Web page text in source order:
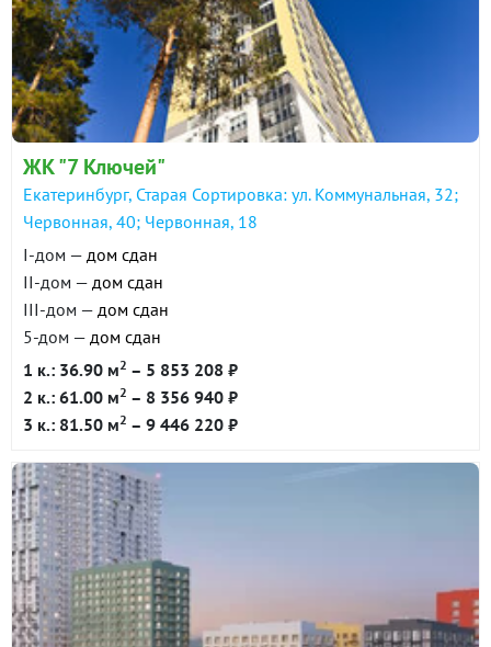
ЖК "7 Ключей"
Екатеринбург, Старая Сортировка: ул. Коммунальная, 32;
Червонная, 40; Червонная, 18
I-дом — дом сдан
II-дом — дом сдан
III-дом — дом сдан
5-дом — дом сдан
1 к.: 36.90 м2 – 5 853 208 ₽
2 к.: 61.00 м2 – 8 356 940 ₽
3 к.: 81.50 м2 – 9 446 220 ₽